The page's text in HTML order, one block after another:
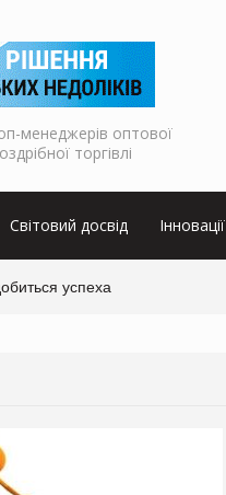
менеджерів оптової
торгівлі
Світовий досвід Інновації
успеха